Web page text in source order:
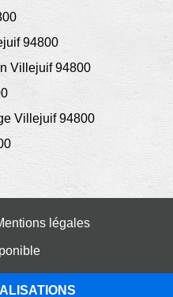
94800
Villejuif 94800
Villejuif 94800
légales